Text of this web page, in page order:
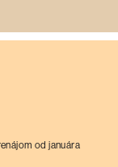
od januára